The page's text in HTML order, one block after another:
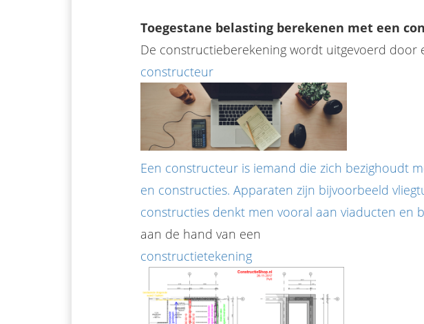
Toegestane belasting berekenen met een
De constructieberekening wordt uitgevoerd door
constructeur
Een constructeur is iemand die zich bezighoudt
en constructies. Apparaten zijn bijvoorbeeld
constructies denkt men vooral aan viaducten en
aan de hand van een
constructietekening